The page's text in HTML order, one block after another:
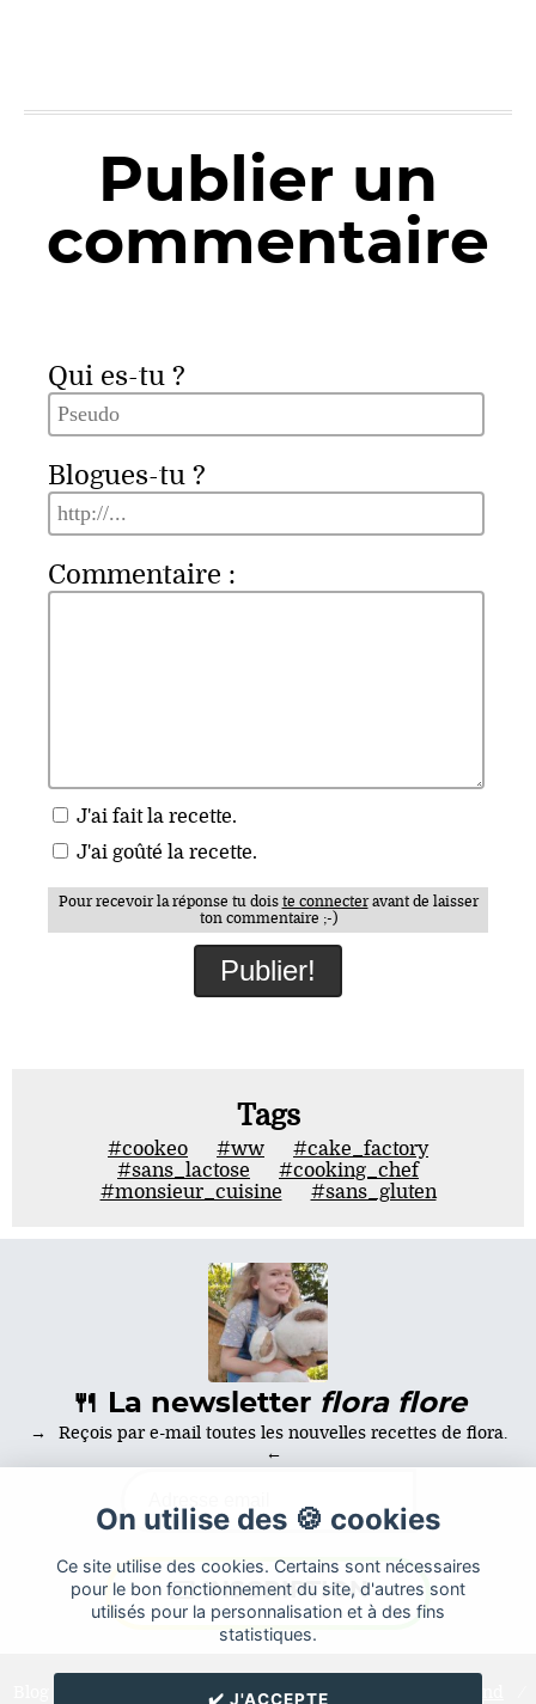
Publier un
commentaire
Qui es-tu ?
Blogues-tu ?
Commentaire :
J'ai fait la recette.
J'ai goûté la recette.
Pour recevoir la réponse tu dois te connecteravant de laisser
ton commentaire ;-)
Tags
#cookeo #ww
#cake_factory
#sans_lactose
#cooking_chef
#monsieur_cuisine
#sans_gluten
🍴 La newsletter flora flore
Reçois par e-mail toutes les nouvelles recettes de flora.
Blog de recettes de cuisine de flora créé sur
On utilise des 🍪 cookies
Ce site utilise des cookies. Certains sont nécessaires
pour le bon fonctionnement du site, d'autres sont
utilisés pour la personnalisation et à des fins
statistiques.
✔️ J'ACCEPTE